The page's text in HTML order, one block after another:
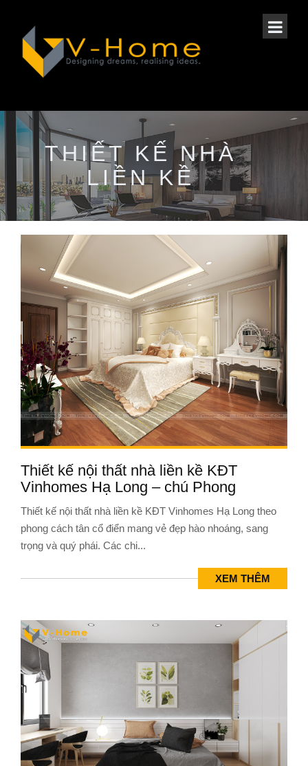
THIẾT KẾ NHÀ
LIỀN KỀ
Thiết kế nội thất nhà liền kề KĐT
Vinhomes Hạ Long – chú Phong
Thiết kế nội thất nhà liền kề KĐT Vinhomes Hạ Long theo
phong cách tân cổ điển mang vẻ đẹp hào nhoáng, sang
trọng và quý phái. Các chi...
XEM THÊM